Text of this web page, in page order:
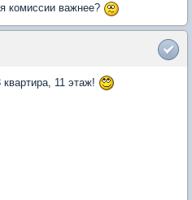
комиссии важнее?
11 этаж!